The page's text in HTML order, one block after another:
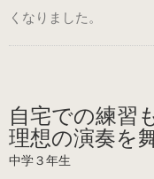
くなりました。
自宅での練習
理想の演奏を
中学３年生